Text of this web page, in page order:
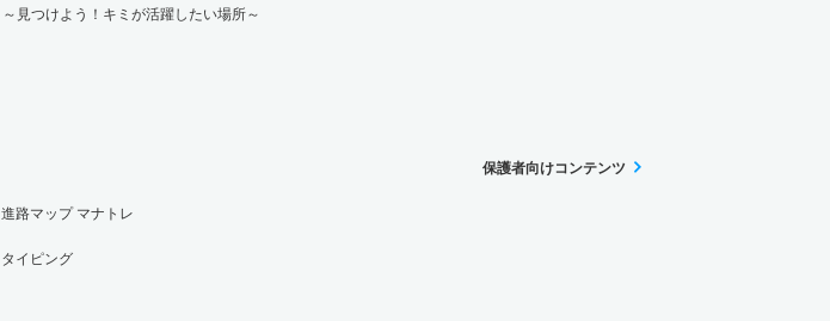
～見つけよう！キミが活躍したい場所～
進路マップ マナトレ
タイピング
保護者向けコンテンツ